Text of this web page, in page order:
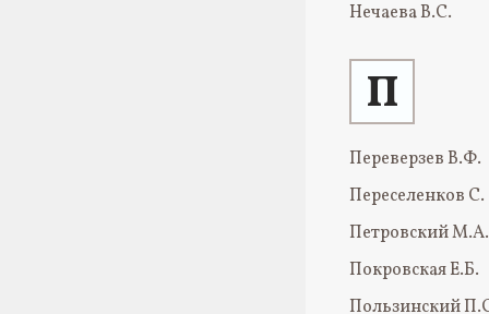
Нечаева В.С.
П
Переверзев В.Ф.
Переселенков С.
Петровский М.А.
Покровская Е.Б.
Пользинский